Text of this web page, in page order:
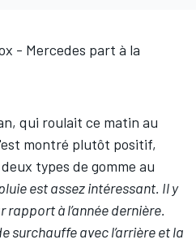
- Mercedes part à la
, qui roulait ce matin au
montré plutôt positif,
types de gomme au
est assez intéressant. Il y
à l’année dernière.
surchauffe avec l’arrière et la